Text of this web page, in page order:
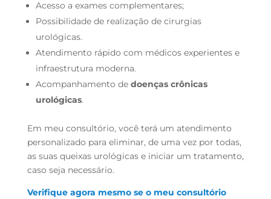
Acesso a exames complementares;
Possibilidade de realização de cirurgias
urológicas.
Atendimento rápido com médicos experientes e
infraestrutura moderna.
Acompanhamento de doenças crônicas
urológicas.
Em meu consultório, você terá um atendimento
personalizado para eliminar, de uma vez por todas,
as suas queixas urológicas e iniciar um tratamento,
caso seja necessário.
Verifique agora mesmo se o meu consultório